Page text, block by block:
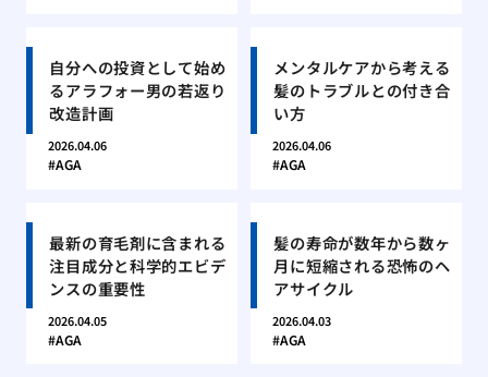
自分への投資として始め
るアラフォー男の若返り
改造計画
2026.04.06
AGA
メンタルケアから考える
髪のトラブルとの付き合
い方
2026.04.06
AGA
最新の育毛剤に含まれる
注目成分と科学的エビデ
ンスの重要性
2026.04.05
AGA
髪の寿命が数年から数ヶ
月に短縮される恐怖のヘ
アサイクル
2026.04.03
AGA